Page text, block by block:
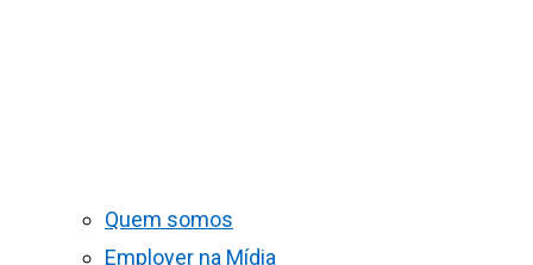
Quem somos
Employer na Mídia